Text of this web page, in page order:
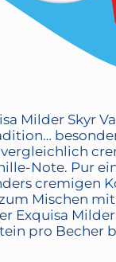
Milder Skyr
Note. Pur
cremigen
Mischen
Exquisa
pro Becher